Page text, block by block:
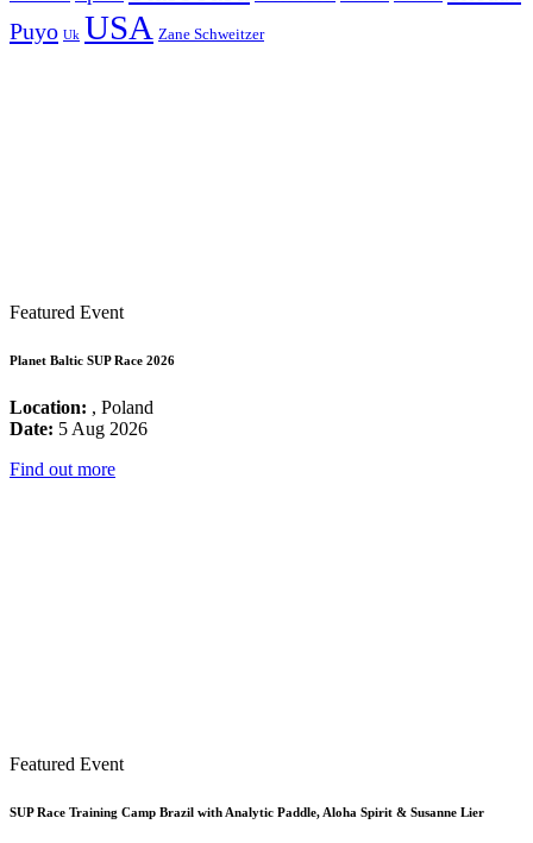
Puyo Uk USA Zane Schweitzer
Featured Event
Planet Baltic SUP Race 2026
Location: , Poland
Date: 5 Aug 2026
Find out more
Featured Event
SUP Race Training Camp Brazil with Analytic Paddle, Aloha Spirit & Susanne Lier